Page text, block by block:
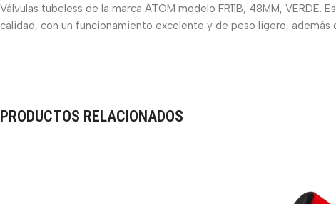
Válvulas tubeless de la marca ATOM modelo FR11B, 48MM,
calidad, con un funcionamiento excelente y de peso ligero, además
PRODUCTOS RELACIONADOS